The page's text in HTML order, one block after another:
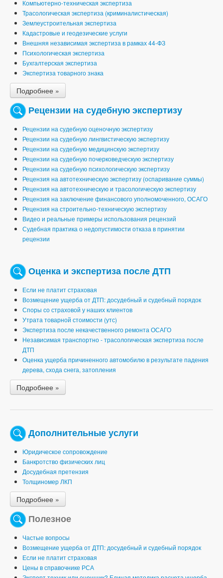
Компьютерно-техническая экспертиза
Трасологическая экспертиза (криминалистическая)
Землеустроительная экспертиза
Кадастровые и геодезические услуги
Внешняя независимая экспертиза в рамках 44-ФЗ
Психологическая экспертиза
Бухгалтерская экспертиза
Экспертиза товарного знака
Подробнее »
Рецензии на судебную экспертизу
Рецензии на судебную оценочную экспертизу
Рецензии на судебную лингвистическую экспертизу
Рецензии на судебную медицинскую экспертизу
Рецензии на судебную почерковедческую экспертизу
Рецензии на судебную психологическую экспертизу
Рецензия на автотехническую экспертизу (оспаривание суммы)
Рецензия на автотехническую и трасологическую экспертизу
Рецензия на заключение финансового уполномоченного, ОСАГО
Рецензия на строительно-техническую экспертизу
Видео и реальные примеры использования рецензий
Судебная практика о недопустимости отказа в принятии
рецензии
Оценка и экспертиза после ДТП
Если не платит страховая
Возмещение ущерба от ДТП: досудебный и судебный порядок
Споры со страховой у наших клиентов
Утрата товарной стоимости (утс)
Экспертиза после некачественного ремонта ОСАГО
Независимая транспортно - трасологическая экспертиза после
ДТП
Оценка ущерба причиненного автомобилю в результате падения
дерева, схода снега, затопления
Подробнее »
Дополнительные услуги
Юридическое сопровождение
Банкротство физических лиц
Досудебная претензия
Толщиномер ЛКП
Подробнее »
Полезное
Частые вопросы
Возмещение ущерба от ДТП: досудебный и судебный порядок
Если не платит страховая
Цены в справочнике РСА